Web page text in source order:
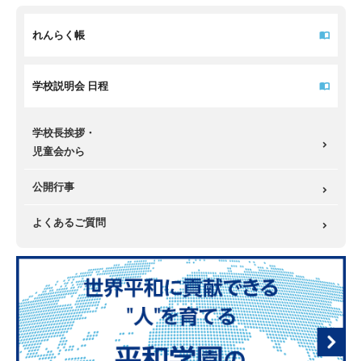
れんらく帳
学校説明会 日程
学校長挨拶・
児童会から
公開行事
よくあるご質問